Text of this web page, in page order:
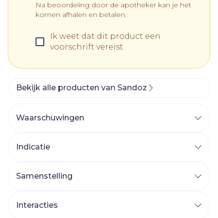
Na beoordeling door de apotheker kan je het
komen afhalen en betalen.
Ik weet dat dit product een
voorschrift vereist.
Bekijk alle producten van Sandoz
Waarschuwingen
Indicatie
Symptomatisch hartfalen
stabiele patiënten binnen 24 uur na een
Samenstelling
Interacties